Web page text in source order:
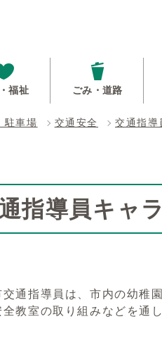
福祉 ごみ・道路
駐車場 交通安全 交通指導
指導員キャ
交通指導員は、市内の幼稚
全教室の取り組みなどを通